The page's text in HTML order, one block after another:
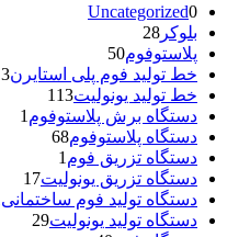
Uncategorized0
بلوکر 28
پلاستوفوم50
خط تولید فوم پلی استایرن3
خط تولید یونولیت113
دستگاه برش پلاستوفوم 1
دستگاه پلاستوفوم68
دستگاه تزریق فوم 1
دستگاه تزریق یونولیت17
دستگاه تولید فوم ساختمانی
دستگاه تولید یونولیت29